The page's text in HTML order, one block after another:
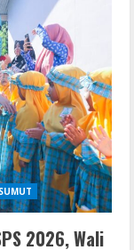
SUMUT
2026, Wali